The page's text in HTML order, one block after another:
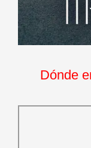
Dónde